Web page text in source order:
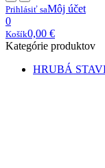
Prihlásiť saMôj účet
0
Košík0,00 €
Kategórie produktov
HRUBÁ